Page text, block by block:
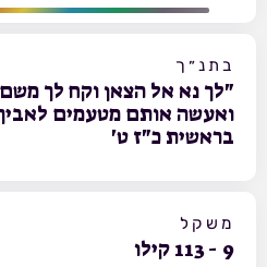
בתנ״ך
"לך נא אל הצאן וקח לך משם
ואעשה אותם מטעמים
בראשית כ"ז ט'
משקל
9
-
113 קילו